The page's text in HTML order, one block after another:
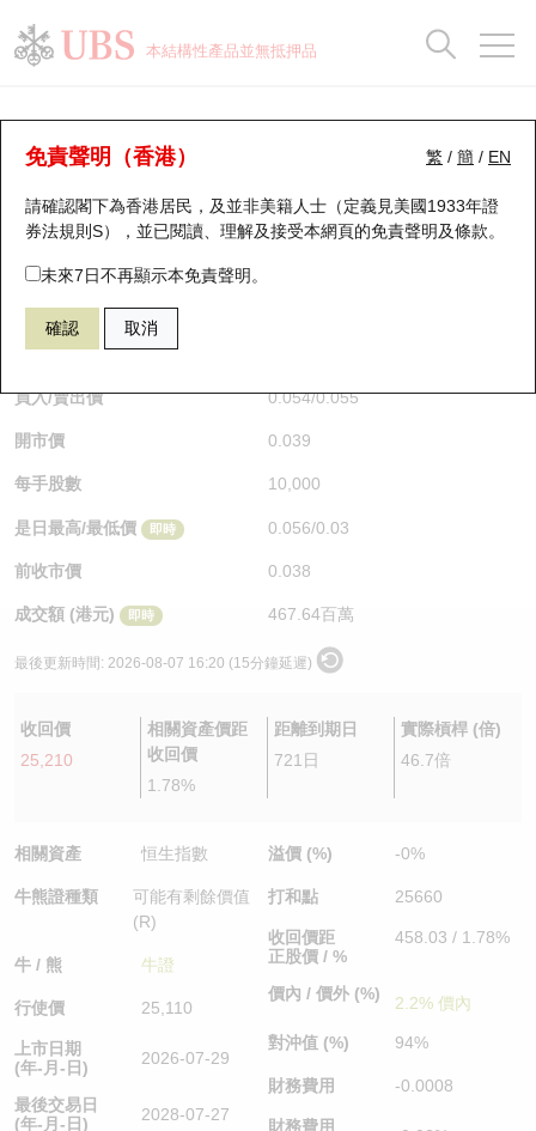
本結構性產品並無抵押品
繁 / 簡 / EN
免責聲明（香港）
請確認閣下為香港居民，及並非美籍人士（定義見美國1933年證
券法規則S），並已閱讀、理解及接受本網頁的免責聲明及條款。
未來7日不再顯示本免責聲明。
確認 取消
牛熊證分析儀
表現 街貨統計 比較
67438 瑞銀牛證 HSI 恒生指數
$0.055 0.017
買入/賣出價 0.054/0.055
開市價 0.039
每手股數 10,000
是日最高/最低價 即時 0.056/0.03
前收市價 0.038
成交額 (港元) 即時 467.64百萬
最後更新時間: 2026-08-07 16:20 (15分鐘延遲)
收回價
25,210
相關資產價距
收回價
1.78%
距離到期日
721日
實際槓桿 (倍)
46.7倍
相關資產 恒生指數
牛熊證種類
可能有剩餘價值
(R)
牛 / 熊 牛證
行使價 25,110
上市日期
(年-月-日)
2026-07-29
最後交易日
(年-月-日)
2028-07-27
溢價 (%) -0%
打和點 25660
收回價距
正股價 / %
458.03 / 1.78%
價內 / 價外 (%) 2.2% 價內
對沖值 (%) 94%
財務費用 -0.0008
財務費用
瑞銀認股證一覽
新發行瑞銀認股證
即將到期認股證
認股證到期結算價查詢
認股證分析儀
認股證速算機
認股證/牛熊證日誌
認股證文件及公告
街貨統計
比較
牛熊全景快搜
牛熊證搜尋
牛熊證街貨分佈圖
正股牛熊證列表
新發行瑞銀牛熊證
已收回牛熊證剩餘價值
牛熊證到期結算價查詢
牛熊證分析儀
牛熊證文件及公告
街貨統計
比較
十大升幅/跌幅
十大認股證成交分佈
十天股證佔大市成交
資金流
街貨統計
三十大平均引伸波幅
正股分析儀
二十大活躍股份
恒指成份股
國指成份股
科指成份股
相關資產沽空
中資ETFs溢價比較
AH 股價對照
持股比重
顯示所有持股比重
每月輪證大市專題
輪證專欄
講座及教育短片
認股證投資者教育
牛熊證投資者教育
認股證牛熊證常問問題